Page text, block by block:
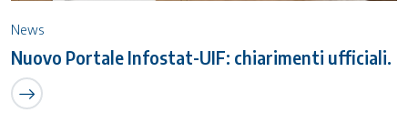
News
Nuovo Portale Infostat-UIF: chiarimenti ufficiali.